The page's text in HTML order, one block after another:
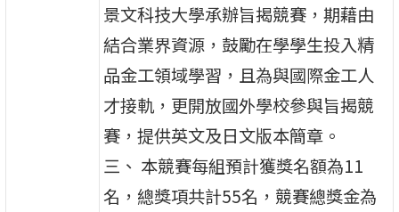
景文科技大學承辦旨揭競賽，期藉由
結合業界資源，鼓勵在學學生投入精
品金工領域學習，且為與國際金工人
才接軌，更開放國外學校參與旨揭競
賽，提供英文及日文版本簡章。
三、 本競賽每組預計獲獎名額為11
名，總獎項共計55名，競賽總獎金為